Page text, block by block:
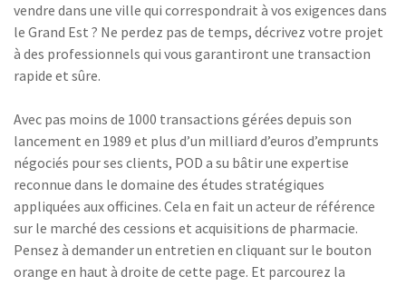
vendre dans une ville qui correspondrait à vos exigences dans
le Grand Est ? Ne perdez pas de temps, décrivez votre projet
à des professionnels qui vous garantiront une transaction
rapide et sûre.
Avec pas moins de 1000 transactions gérées depuis son
lancement en 1989 et plus d’un milliard d’euros d’emprunts
négociés pour ses clients, POD a su bâtir une expertise
reconnue dans le domaine des études stratégiques
appliquées aux officines. Cela en fait un acteur de référence
sur le marché des cessions et acquisitions de pharmacie.
Pensez à demander un entretien en cliquant sur le bouton
orange en haut à droite de cette page. Et parcourez la